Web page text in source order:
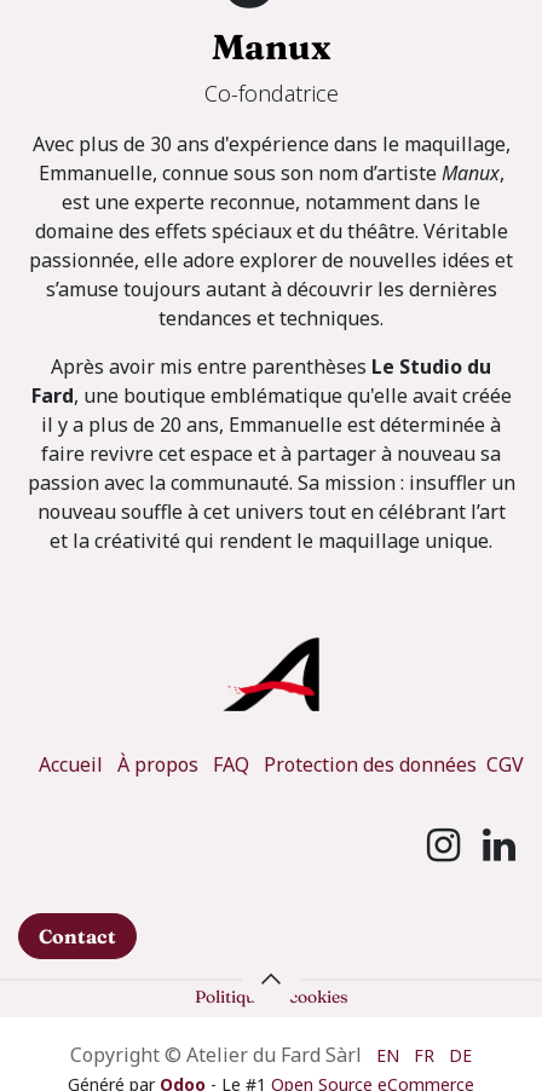
Manux
Co-fondatrice
Avec plus de 30 ans d'expérience dans le maquillage,
Emmanuelle, connue sous son nom d’artisteManux,
est une experte reconnue, notamment dans le
domaine des effets spéciaux et du théâtre. Véritable
passionnée, elle adore explorer de nouvelles idées et
s’amuse toujours autant à découvrir les dernières
tendances et techniques.
Après avoir mis entre parenthèses Le Studio du
Fard, une boutique emblématique qu'elle avait créée
il y a plus de 20 ans, Emmanuelle est déterminée à
faire revivre cet espace et à partager à nouveau sa
passion avec la communauté. Sa mission : insuffler un
nouveau souffle à cet univers tout en célébrant l’art
et la créativité qui rendent le maquillage unique.
Accueil À propos FAQ Protection des données CGV
Contact
Politique de cookies
Copyright © Atelier du Fard Sàrl EN FR
DE
Généré par Odoo - Le #1 Open Source eCommerce